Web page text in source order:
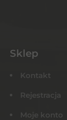
Sklep
Kontakt
Rejestracja
Moje konto